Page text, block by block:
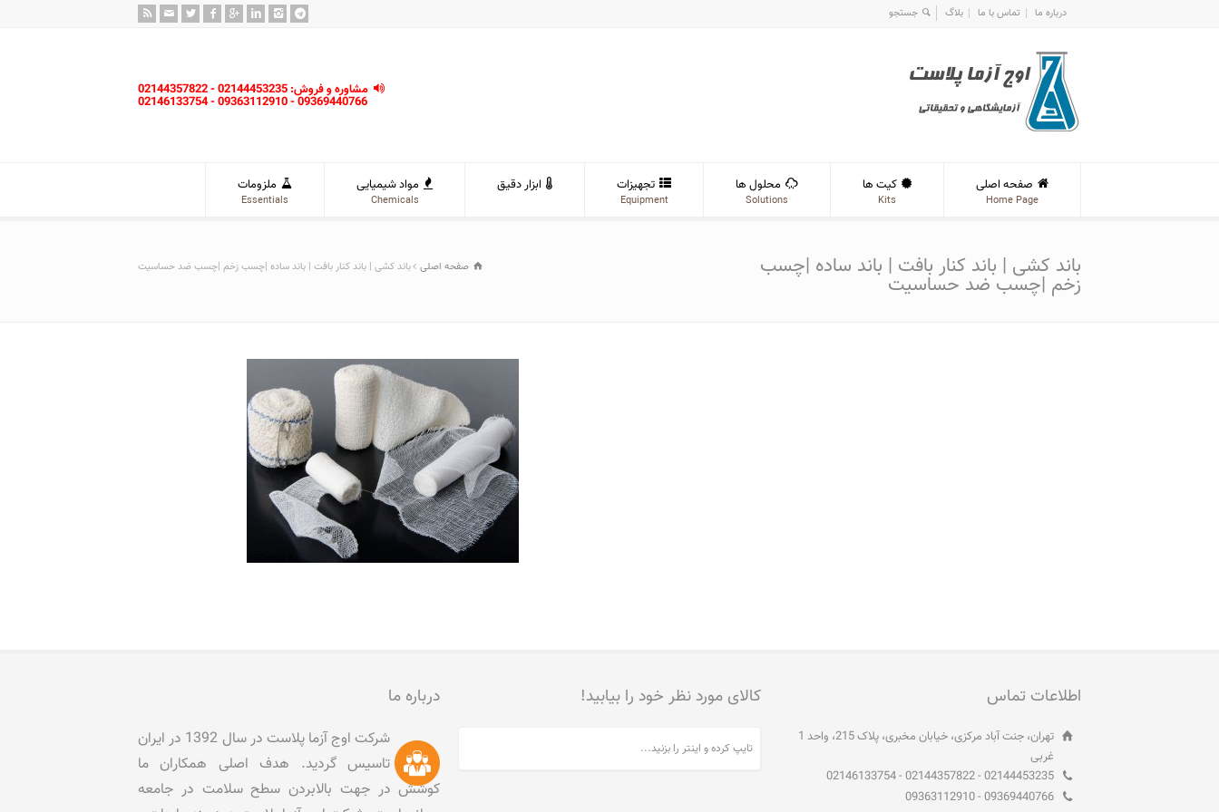
درباره ما تماس با ما بلاگ
مشاوره و فروش: 02144453235 - 02144357822
09369440766 - 09363112910 - 02146133754
صفحه اصلی
Home Page
کیت ها
Kits
محلول ها
Solutions
تجهیزات
Equipment
ابزار دقیق مواد شیمیایی
Chemicals
ملزومات
Essentials
باند کشی | باند کنار بافت | باند ساده |چسب
زخم |چسب ضد حساسیت
صفحه اصلی باند کشی | باند کنار بافت | باند ساده |چسب زخم |چسب ضد حساسیت
اطلاعات تماس
تهران، جنت آباد مرکزی، خیابان مخبری، پلاک 215، واحد 1
غربی
02144453235 - 02144357822 - 02146133754
09369440766 - 09363112910
کالای مورد نظر خود را بیابید! درباره ما
شرکت اوج آزما پلاست در سال 1392 در ایران
تاسیس گردید. هدف اصلی همکاران ما
کوشش در جهت بالابردن سطح سلامت در جامعه